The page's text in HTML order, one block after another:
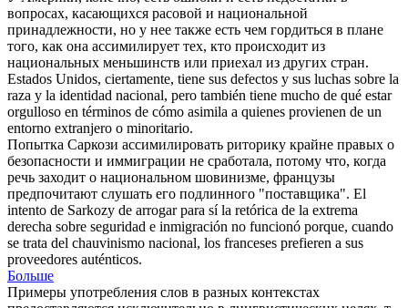
вопросах, касающихся расовой и национальной
принадлежности, но у нее также есть чем гордиться в плане
того, как она ассимилирует тех, кто происходит из
национальных меньшинств или приехал из других стран.
Estados Unidos, ciertamente, tiene sus defectos y sus luchas sobre la
raza y la identidad nacional, pero también tiene mucho de qué estar
orgulloso en términos de cómo asimila a quienes provienen de un
entorno extranjero o minoritario.
Попытка Саркози ассимилировать риторику крайне правых о
безопасности и иммиграции не сработала, потому что, когда
речь заходит о национальном шовинизме, французы
предпочитают слушать его подлинного "поставщика". El
intento de Sarkozy de arrogar para sí la retórica de la extrema
derecha sobre seguridad e inmigración no funcionó porque, cuando
se trata del chauvinismo nacional, los franceses prefieren a sus
proveedores auténticos.
Больше
Примеры употребления слов в разных контекстах